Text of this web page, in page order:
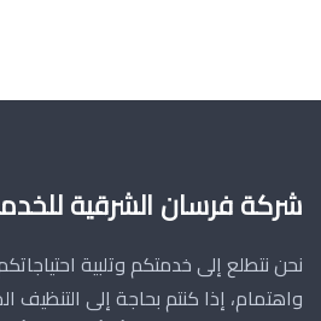
شركة فرسان الشرقية
نحن نتطلع إلى خدمتكم وتلبية
واهتمام، إذا كنتم بحاجة إلى التنظيف